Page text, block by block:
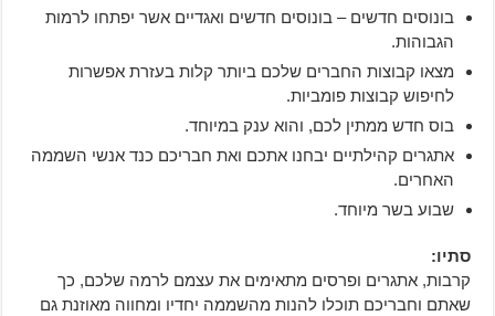
בונוסים חדשים – בונוסים חדשים ואגדיים אשר יפתחו לרמות
הגבוהות.
מצאו קבוצות החברים שלכם ביותר קלות בעזרת אפשרות
לחיפוש קבוצות פומביות.
בוס חדש ממתין לכם, והוא ענק במיוחד.
אתגרים קהילתיים יבחנו אתכם ואת חבריכם כנד אנשי השממה
האחרים.
שבוע בשר מיוחד.
סתיו:
קרבות, אתגרים ופרסים מתאימים את עצמם לרמה שלכם, כך
שאתם וחבריכם תוכלו להנות מהשממה יחדיו ומחווה מאוזנת גם